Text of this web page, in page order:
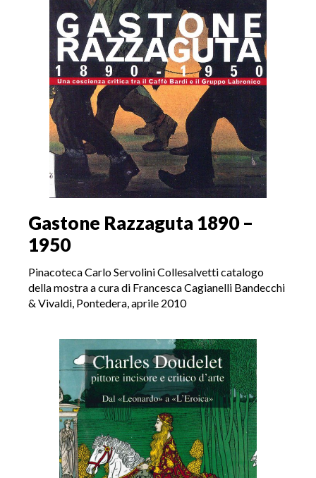
Gastone Razzaguta 1890 –
1950
Pinacoteca Carlo Servolini Collesalvetti catalogo
della mostra a cura di Francesca Cagianelli Bandecchi
& Vivaldi, Pontedera, aprile 2010